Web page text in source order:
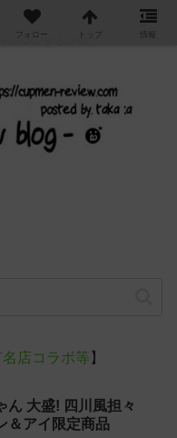
レンジするブログ
店コラボ等 】
ん 大盛! 四川風担々
＆アイ限定商品
フォロー トップ 情報